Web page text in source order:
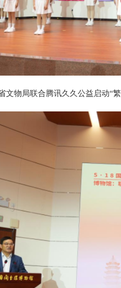
文物局联合腾讯久久公益启动“